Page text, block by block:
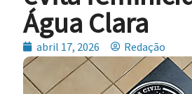
Água Clara
abril 17, 2026 Redação